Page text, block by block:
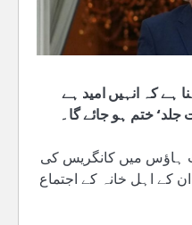
ہے کہ انہیں امید ہے
جلد‘ ختم ہو جائے گا۔
ہاؤس میں کانگریس کی
کے اہل خانہ کے اجتماع